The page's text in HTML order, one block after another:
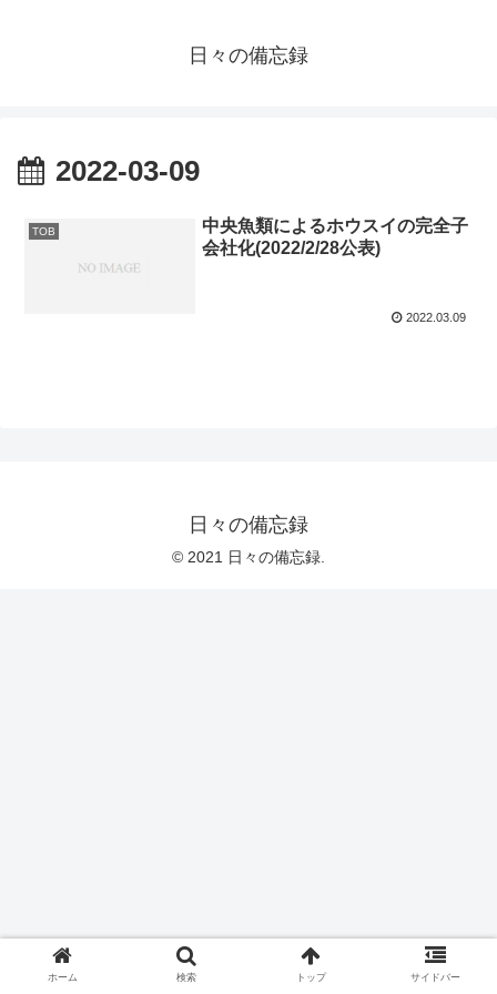
日々の備忘録
2022-03-09
TOB
中央魚類によるホウスイの完全子
会社化(2022/2/28公表)
2022.03.09
日々の備忘録
© 2021 日々の備忘録.
ホーム 検索 トップ サイドバー